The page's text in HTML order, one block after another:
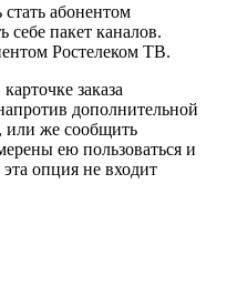
стать абонентом
пакет каналов.
Ростелеком ТВ.
заказа
дополнительной
или же сообщить
ею пользоваться и
опция не входит